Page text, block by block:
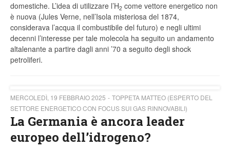
domestiche. L’idea di utilizzare l’H2 come vettore energetico non
è nuova (Jules Verne, nell’Isola misteriosa del 1874,
considerava l’acqua il combustibile del futuro) e negli ultimi
decenni l’interesse per tale molecola ha seguito un andamento
altalenante a partire dagli anni ’70 a seguito degli shock
petroliferi.
MERCOLEDÌ, 19 FEBBRAIO 2025
TOPPETA MATTEO (ESPERTO DEL
SETTORE ENERGETICO CON FOCUS SUI GAS RINNOVABILI)
La Germania è ancora leader
europeo dell’idrogeno?